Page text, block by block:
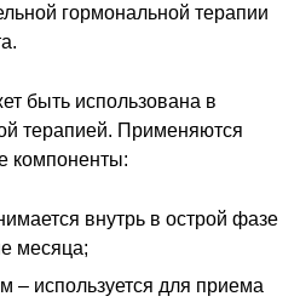
гормональной терапии
быть использована в
терапией. Применяются
компоненты:
внутрь в острой фазе
месяца;
– используется для приема